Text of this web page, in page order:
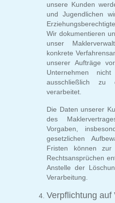
unsere Kunden
und Jugendlichen
Wir dokumentieren
unser
konkrete
unserer Aufträge
Unternehmen
ausschließlich zu
verarbeitet.
Die Daten unserer
des
Vorgaben,
gesetzlichen
Fristen können zur
Rechtsansprüchen
Anstelle der
Verarbeitung.
Verpflichtung auf